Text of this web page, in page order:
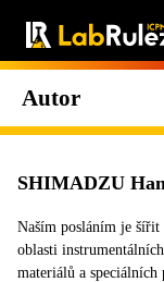
Autor
SHIMADZU
Naším posláním je
oblasti
materiálů a